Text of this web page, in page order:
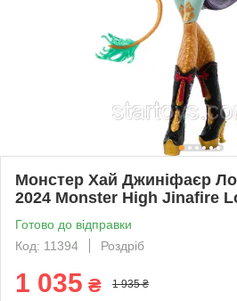
Монстер Хай Джиніфаєр
2024 Monster High Jinafire
Готово до відправки
Код: 11394
Роздріб
1 035 ₴ 1 935 ₴